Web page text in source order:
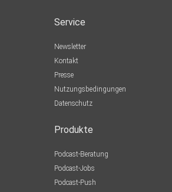
Service
Newsletter
Kontakt
Presse
Nutzungsbedingungen
Datenschutz
Produkte
Podcast-Beratung
Podcast-Jobs
Podcast-Push